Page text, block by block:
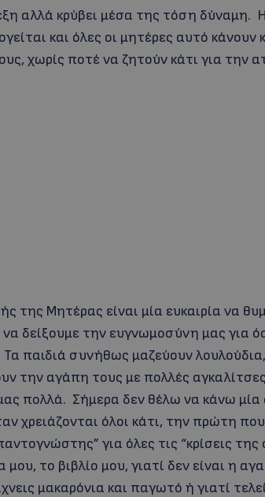
αλλά κρύβει μέσα της τόση δύναμη.
και όλες οι μητέρες αυτό
χωρίς ποτέ να ζητούν κάτι για την
της Μητέρας είναι μία ευκαιρία να
δείξουμε την ευγνωμοσύνη μας για
παιδιά συνήθως μαζεύουν
την αγάπη τους με πολλές
πολλά. Σήμερα δεν θέλω να κάνω
χρειάζονται όλοι κάτι, την πρώτη
για όλες τις “κρίσεις της
το βιβλίο μου, γιατί δεν είναι η
μακαρόνια και παγωτό ή γιατί